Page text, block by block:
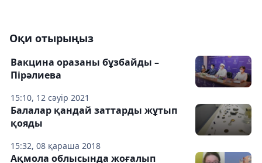
Оқи отырыңыз
15:10, 12 сәуір 2021
Вакцина оразаны бұзбайды –
Пірәлиева
15:32, 08 қараша 2018
Балалар қандай заттарды жұтып
қояды
Ақмола облысында жоғалып